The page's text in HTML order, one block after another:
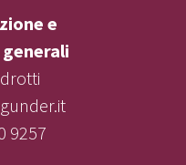
e
9257